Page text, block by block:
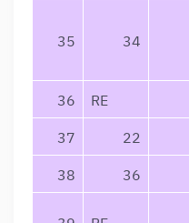
35 34
36 RE
37
22
38
36